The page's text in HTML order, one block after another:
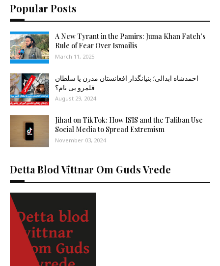
Popular Posts
A New Tyrant in the Pamirs: Juma Khan Fateh’s
Rule of Fear Over Ismailis
March 11, 2025
احمدشاه ابدالی؛ بنیانگذار افغانستان مدرن یا سلطان
قلمرو بی نام؟
August 29, 2024
Jihad on TikTok: How ISIS and the Taliban Use
Social Media to Spread Extremism
November 03, 2024
Detta Blod Vittnar Om Guds Vrede